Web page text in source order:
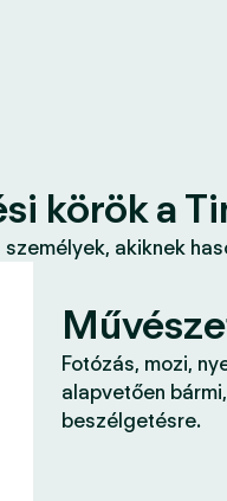
körök a
akiknek
Fotózás, mozi,
alapvetően
beszélgetésre.